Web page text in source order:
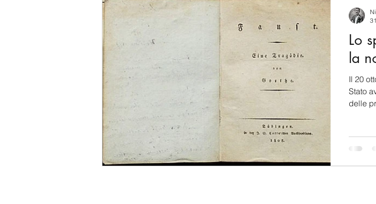
Sicurezza Nazionale CyberSecurity Information Tecnology
Indo-Pacifico Medio Oriente Cina USA
Giappone India Corea del Nord Corea del Sud
Europa Covid-19 Taiwan Asia centrale
Lo
la
Il 20
Stato
delle